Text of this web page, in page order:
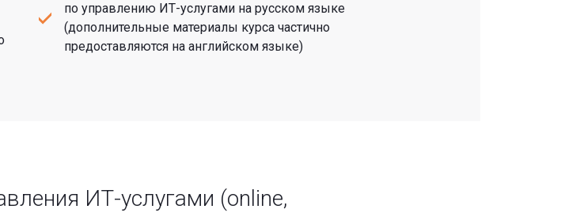
по управлению ИТ-услугами на русском языке
(дополнительные материалы курса частично
предоставляются на английском языке)
ИТ-услугами (online,